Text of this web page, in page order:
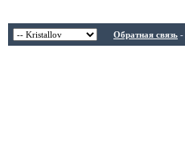
Обратная связь -